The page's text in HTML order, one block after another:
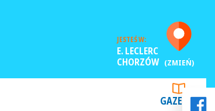
JESTEŚ W:
E. LECLERC
CHORZÓW (ZMIEŃ)
GAZETKI